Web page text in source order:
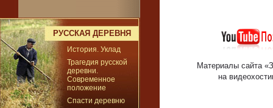
РУССКАЯ ДЕРЕВНЯ
История. Уклад
Трагедия русской
деревни.
Современное
положение
Спасти деревню
Материалы сайта
на